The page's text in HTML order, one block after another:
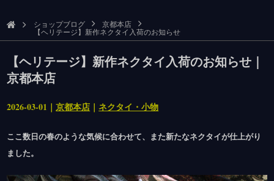
ショップブログ
京都本店
【ヘリテージ】新作ネクタイ入荷のお知らせ
【ヘリテージ】新作ネクタイ入荷のお知らせ｜
京都本店
2026-03-01｜京都本店 ｜ネクタイ・小物
ここ数日の春のような気候に合わせて、また新たなネクタイが仕上がり
ました。